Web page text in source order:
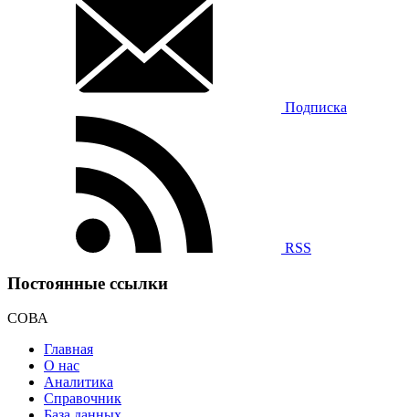
Подписка
RSS
Постоянные ссылки
СОВА
Главная
О нас
Аналитика
Справочник